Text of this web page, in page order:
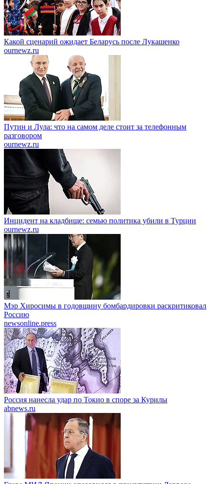
Какой сценарий ожидает Беларусь после Лукашенко
ournewz.ru
Путин и Лула: что на самом деле стоит за телефонным
разговором
ournewz.ru
Инцидент на кладбище: семью политика убили в Турции
ournewz.ru
Мэр Хиросимы в годовщину бомбардировки раскритиковал
Россию
newsonline.press
Россия нанесла удар по Токио в споре за Курилы
abnews.ru